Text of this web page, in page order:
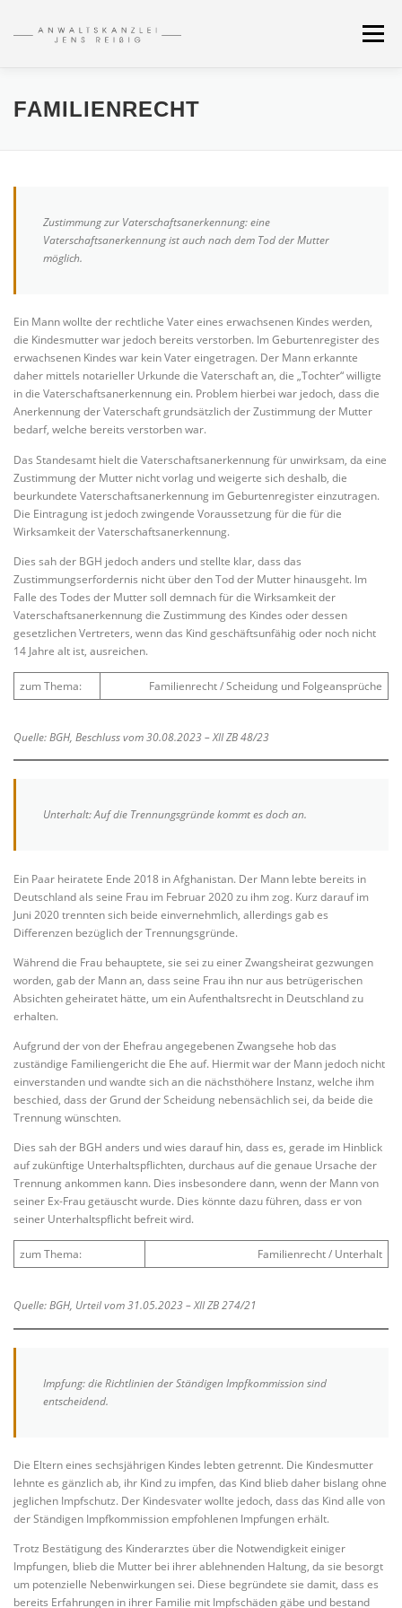
Menü
HOME RECHT ONLINE-ANFRAGE
FAMILIENRECHT
Zustimmung zur Vaterschaftsanerkennung: eine
Vaterschaftsanerkennung ist auch nach dem Tod der Mutter
möglich.
Ein Mann wollte der rechtliche Vater eines erwachsenen Kindes werden,
die Kindesmutter war jedoch bereits verstorben. Im Geburtenregister des
erwachsenen Kindes war kein Vater eingetragen. Der Mann erkannte
daher mittels notarieller Urkunde die Vaterschaft an, die „Tochter“ willigte
in die Vaterschaftsanerkennung ein. Problem hierbei war jedoch, dass die
Anerkennung der Vaterschaft grundsätzlich der Zustimmung der Mutter
bedarf, welche bereits verstorben war.
Das Standesamt hielt die Vaterschaftsanerkennung für unwirksam, da eine
Zustimmung der Mutter nicht vorlag und weigerte sich deshalb, die
beurkundete Vaterschaftsanerkennung im Geburtenregister einzutragen.
Die Eintragung ist jedoch zwingende Voraussetzung für die für die
Wirksamkeit der Vaterschaftsanerkennung.
Dies sah der BGH jedoch anders und stellte klar, dass das
Zustimmungserfordernis nicht über den Tod der Mutter hinausgeht. Im
Falle des Todes der Mutter soll demnach für die Wirksamkeit der
Vaterschaftsanerkennung die Zustimmung des Kindes oder dessen
gesetzlichen Vertreters, wenn das Kind geschäftsunfähig oder noch nicht
14 Jahre alt ist, ausreichen.
zum Thema: Familienrecht / Scheidung und Folgeansprüche
Quelle: BGH, Beschluss vom 30.08.2023 – XII ZB 48/23
Unterhalt: Auf die Trennungsgründe kommt es doch an.
Ein Paar heiratete Ende 2018 in Afghanistan. Der Mann lebte bereits in
Deutschland als seine Frau im Februar 2020 zu ihm zog. Kurz darauf im
Juni 2020 trennten sich beide einvernehmlich, allerdings gab es
Differenzen bezüglich der Trennungsgründe.
Während die Frau behauptete, sie sei zu einer Zwangsheirat gezwungen
worden, gab der Mann an, dass seine Frau ihn nur aus betrügerischen
Absichten geheiratet hätte, um ein Aufenthaltsrecht in Deutschland zu
erhalten.
Aufgrund der von der Ehefrau angegebenen Zwangsehe hob das
zuständige Familiengericht die Ehe auf. Hiermit war der Mann jedoch nicht
einverstanden und wandte sich an die nächsthöhere Instanz, welche ihm
beschied, dass der Grund der Scheidung nebensächlich sei, da beide die
Trennung wünschten.
Dies sah der BGH anders und wies darauf hin, dass es, gerade im Hinblick
auf zukünftige Unterhaltspflichten, durchaus auf die genaue Ursache der
Trennung ankommen kann. Dies insbesondere dann, wenn der Mann von
seiner Ex-Frau getäuscht wurde. Dies könnte dazu führen, dass er von
seiner Unterhaltspflicht befreit wird.
zum Thema: Familienrecht / Unterhalt
Quelle: BGH, Urteil vom 31.05.2023 – XII ZB 274/21
Impfung: die Richtlinien der Ständigen Impfkommission sind
entscheidend.
Die Eltern eines sechsjährigen Kindes lebten getrennt. Die Kindesmutter
lehnte es gänzlich ab, ihr Kind zu impfen, das Kind blieb daher bislang ohne
jeglichen Impfschutz. Der Kindesvater wollte jedoch, dass das Kind alle von
der Ständigen Impfkommission empfohlenen Impfungen erhält.
Trotz Bestätigung des Kinderarztes über die Notwendigkeit einiger
Impfungen, blieb die Mutter bei ihrer ablehnenden Haltung, da sie besorgt
um potenzielle Nebenwirkungen sei. Diese begründete sie damit, dass es
bereits Erfahrungen in ihrer Familie mit Impfschäden gäbe und bestand